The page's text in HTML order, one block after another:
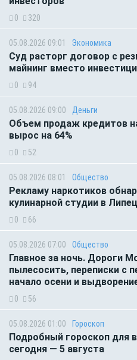
0 320
05.08.2026 09:01 Экономика
Суд расторг договор с
майнинг вместо
0 94
05.08.2026 09:00 Деньги
Объем продаж кредитов
вырос на 64%
0 52
05.08.2026 08:01 Общество
Рекламу наркотиков
кулинарной студии в
0 66
05.08.2026 07:00 Общество
Главное за ночь. Дороги
пылесосить, переписки с
начало осени и
0 56
05.08.2026 01:00 Гороскоп
Подробный гороскоп для
сегодня — 5 августа